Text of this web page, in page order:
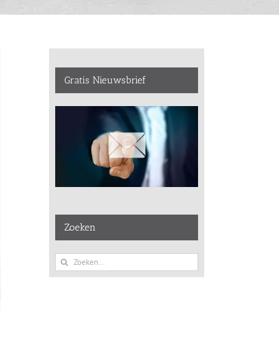
Gratis Nieuwsbrief
Zoeken
Zoeken
naar: